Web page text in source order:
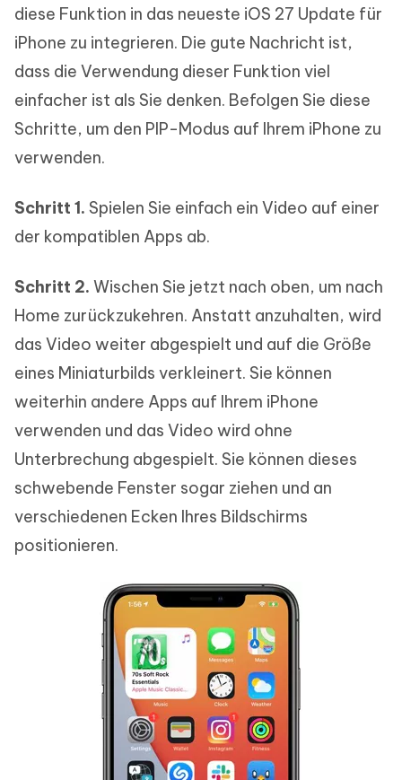
diese Funktion in das neueste iOS 27 Update für
iPhone zu integrieren. Die gute Nachricht ist,
dass die Verwendung dieser Funktion viel
einfacher ist als Sie denken. Befolgen Sie diese
Schritte, um den PIP-Modus auf Ihrem iPhone zu
verwenden.
Schritt 1. Spielen Sie einfach ein Video auf einer
der kompatiblen Apps ab.
Schritt 2. Wischen Sie jetzt nach oben, um nach
Home zurückzukehren. Anstatt anzuhalten, wird
das Video weiter abgespielt und auf die Größe
eines Miniaturbilds verkleinert. Sie können
weiterhin andere Apps auf Ihrem iPhone
verwenden und das Video wird ohne
Unterbrechung abgespielt. Sie können dieses
schwebende Fenster sogar ziehen und an
verschiedenen Ecken Ihres Bildschirms
positionieren.